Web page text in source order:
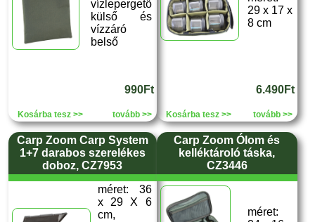
vízlepergető
külső és
vízzáró
belső
990Ft
Kosárba tesz >> tovább >>
29 x 17 x
8 cm
6.490Ft
Kosárba tesz >> tovább >>
Carp Zoom Carp System
1+7 darabos szerelékes
doboz, CZ7953
méret: 36
x 29 X 6
cm,
Carp Zoom Ólom és
kelléktároló táska,
CZ3446
méret: